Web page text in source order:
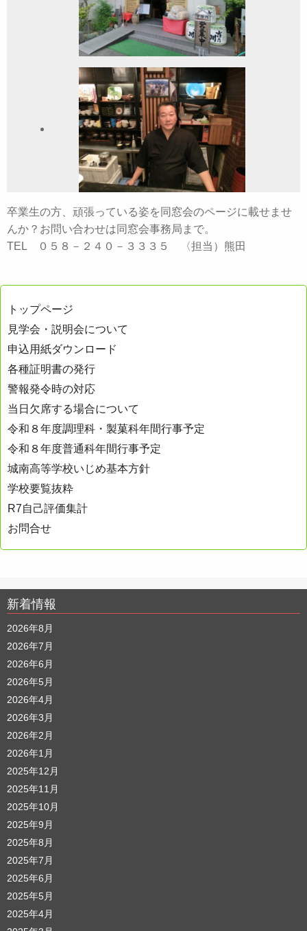
卒業生の方、頑張っている姿を同窓会のページに載せませ
んか？お問い合わせは同窓会事務局まで。
TEL ０５８－２４０－３３３５ 〈担当）熊田
トップページ
見学会・説明会について
申込用紙ダウンロード
各種証明書の発行
警報発令時の対応
当日欠席する場合について
令和８年度調理科・製菓科年間行事予定
令和８年度普通科年間行事予定
城南高等学校いじめ基本方針
学校要覧抜粋
R7自己評価集計
お問合せ
新着情報
2026年8月
2026年7月
2026年6月
2026年5月
2026年4月
2026年3月
2026年2月
2026年1月
2025年12月
2025年11月
2025年10月
2025年9月
2025年8月
2025年7月
2025年6月
2025年5月
2025年4月